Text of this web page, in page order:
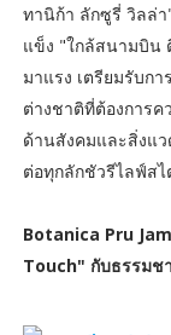
ทานิก้า ลักซูรี่ วิลล่
แข็ง "ใกล้สนามบิน
มาแรง เตรียมรับก
ต่างชาติที่ต้องการ
ด้านสังคมและสิ่งแ
ต่อทุกลักชัวรีไลฟ์ส
Botanica Pru
Touch" กับธรรมช